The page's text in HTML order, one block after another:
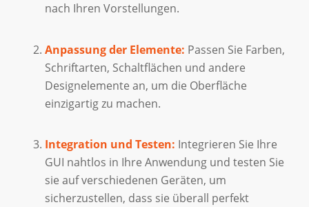
nach Ihren Vorstellungen.
Anpassung der Elemente: Passen Sie Farben,
Schriftarten, Schaltflächen und andere
Designelemente an, um die Oberfläche
einzigartig zu machen.
Integration und Testen: Integrieren Sie Ihre
GUI nahtlos in Ihre Anwendung und testen Sie
sie auf verschiedenen Geräten, um
sicherzustellen, dass sie überall perfekt